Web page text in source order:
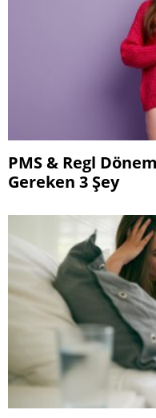
PMS & Regl
Gereken 3 Şey